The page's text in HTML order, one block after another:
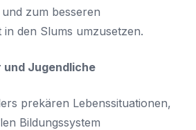
zum besseren
den Slums umzusetzen.
und Jugendliche
prekären Lebenssituationen,
Bildungssystem